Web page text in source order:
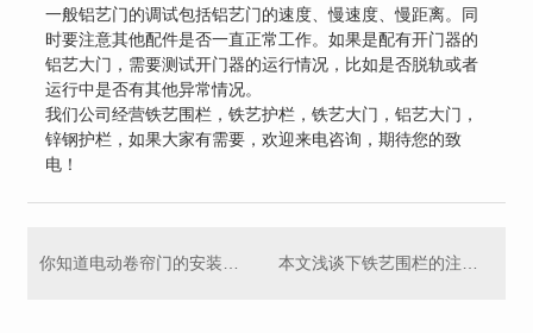
一般铝艺门的调试包括铝艺门的速度、慢速度、慢距离。同
时要注意其他配件是否一直正常工作。如果是配有开门器的
铝艺大门，需要测试开门器的运行情况，比如是否脱轨或者
运行中是否有其他异常情况。
我们公司经营铁艺围栏，铁艺护栏，铁艺大门，铝艺大门，
锌钢护栏，如果大家有需要，欢迎来电咨询，期待您的致
电！